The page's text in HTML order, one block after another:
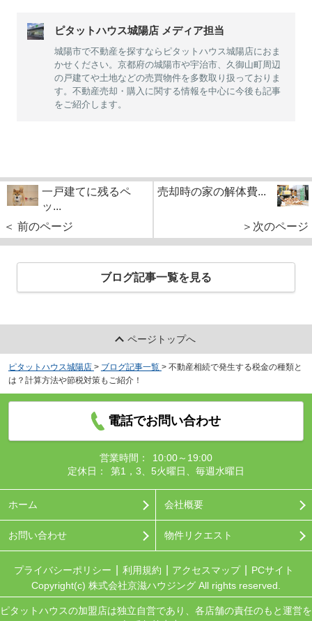
ピタットハウス城陽店 メディア担当
城陽市で不動産を探すならピタットハウス城陽店におま
かせください。京都府の城陽市や宇治市、久御山町周辺
の戸建てや土地などの売買物件を多数取り扱っておりま
す。不動産売却・購入に関する情報を中心に今後も記事
をご紹介します。
一戸建てに残るペ
ッ...
＜ 前のページ
売却時の家の解体費...
＞次のページ
ブログ記事一覧を見る
ページトップへ
ピタットハウス城陽店 > ブログ記事一覧 > 不動産相続で発生する税金の種類と
は？計算方法や節税対策もご紹介！
電話でお問い合わせ
営業時間：
10:00～19:00
定休日：
第1，3、5火曜日、毎週水曜日
ホーム 会社概要
お問い合わせ 物件リクエスト
プライバシーポリシー 利用規約 アクセスマップ
PCサイト
Copyright(c) 株式会社京滋ハウジング All rights reserved.
ピタットハウスの加盟店は独立自営であり、各店舗の責任のもと運営を